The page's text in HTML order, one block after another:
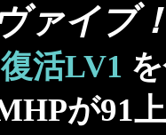
ァイブ
復活LV1
が91